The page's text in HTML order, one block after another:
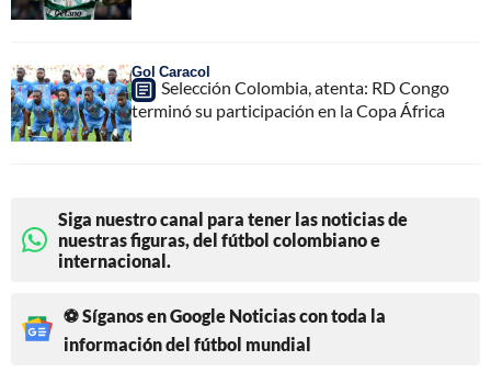
Gol Caracol
Selección Colombia, atenta: RD Congo
terminó su participación en la Copa África
Siga nuestro canal para tener las noticias de
nuestras figuras, del fútbol colombiano e
internacional.
⚽ Síganos en Google Noticias con toda la
información del fútbol mundial